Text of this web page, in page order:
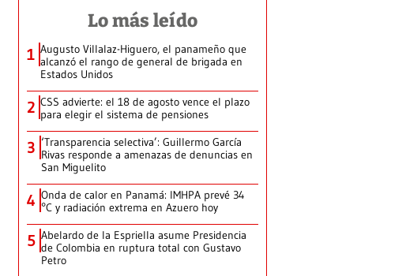
Lo más leído
1 Augusto Villalaz-Higuero, el panameño que
alcanzó el rango de general de brigada en
Estados Unidos
2 CSS advierte: el 18 de agosto vence el plazo
para elegir el sistema de pensiones
3 ‘Transparencia selectiva’: Guillermo García
Rivas responde a amenazas de denuncias en
San Miguelito
4 Onda de calor en Panamá: IMHPA prevé 34
°C y radiación extrema en Azuero hoy
5 Abelardo de la Espriella asume Presidencia
de Colombia en ruptura total con Gustavo
Petro